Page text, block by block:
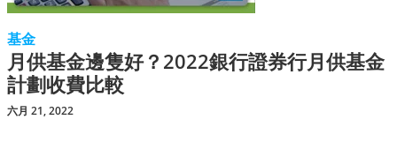
基金
月供基金邊隻好？2022銀行證券行月供基金
計劃收費比較
六月 21, 2022